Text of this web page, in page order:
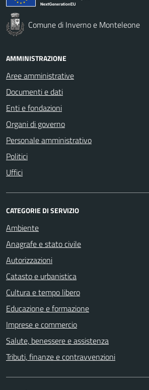
Comune di Inverno e Monteleone
AMMINISTRAZIONE
Aree amministrative
Documenti e dati
Enti e fondazioni
Organi di governo
Personale amministrativo
Politici
Uffici
CATEGORIE DI SERVIZIO
Ambiente
Anagrafe e stato civile
Autorizzazioni
Catasto e urbanistica
Cultura e tempo libero
Educazione e formazione
Imprese e commercio
Salute, benessere e assistenza
Tributi, finanze e contravvenzioni